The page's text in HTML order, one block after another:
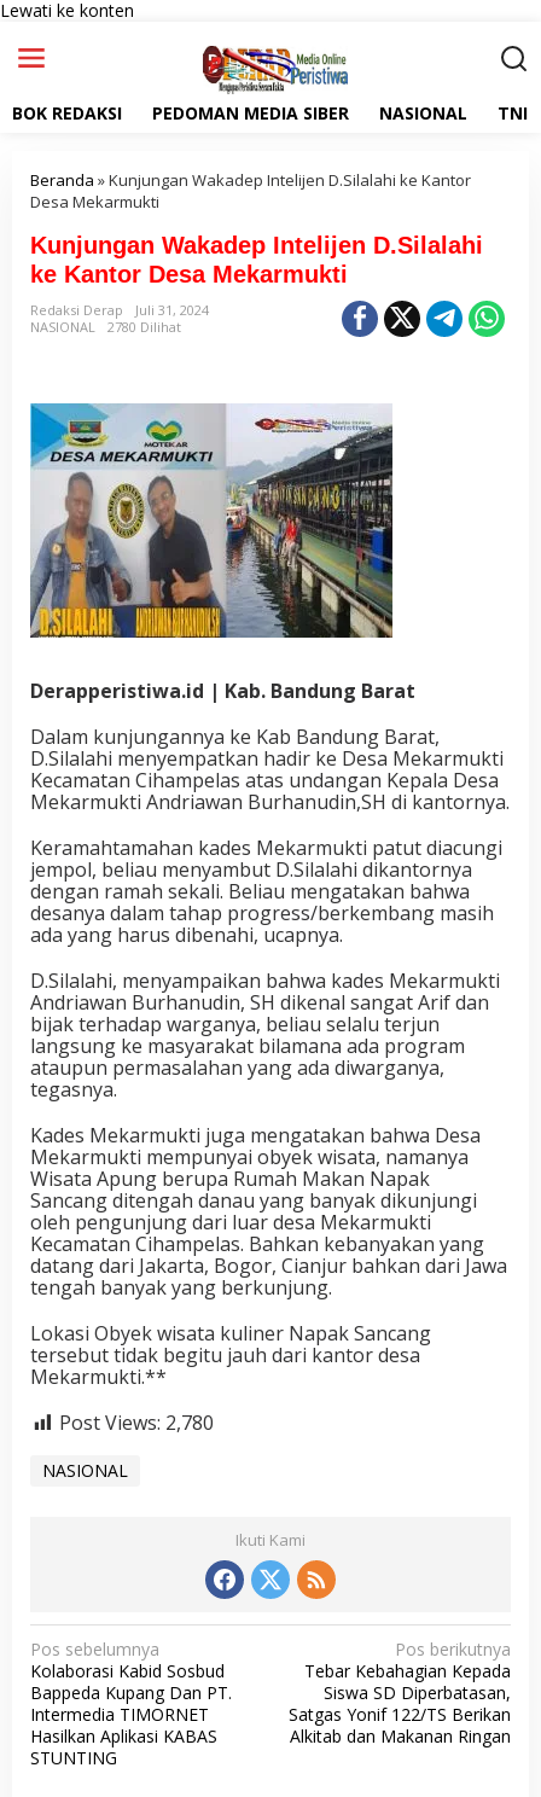
Lewati ke konten
BOK REDAKSI PEDOMAN MEDIA SIBER NASIONAL TNI
Beranda »Kunjungan Wakadep Intelijen D.Silalahi ke Kantor
Desa Mekarmukti
Kunjungan Wakadep Intelijen D.Silalahi
ke Kantor Desa Mekarmukti
Redaksi Derap
Juli 31, 2024
NASIONAL
2780 Dilihat
Derapperistiwa.id | Kab. Bandung Barat
Dalam kunjungannya ke Kab Bandung Barat,
D.Silalahi menyempatkan hadir ke Desa Mekarmukti
Kecamatan Cihampelas atas undangan Kepala Desa
Mekarmukti Andriawan Burhanudin,SH di kantornya.
Keramahtamahan kades Mekarmukti patut diacungi
jempol, beliau menyambut D.Silalahi dikantornya
dengan ramah sekali. Beliau mengatakan bahwa
desanya dalam tahap progress/berkembang masih
ada yang harus dibenahi, ucapnya.
D.Silalahi, menyampaikan bahwa kades Mekarmukti
Andriawan Burhanudin, SH dikenal sangat Arif dan
bijak terhadap warganya, beliau selalu terjun
langsung ke masyarakat bilamana ada program
ataupun permasalahan yang ada diwarganya,
tegasnya.
Kades Mekarmukti juga mengatakan bahwa Desa
Mekarmukti mempunyai obyek wisata, namanya
Wisata Apung berupa Rumah Makan Napak
Sancang ditengah danau yang banyak dikunjungi
oleh pengunjung dari luar desa Mekarmukti
Kecamatan Cihampelas. Bahkan kebanyakan yang
datang dari Jakarta, Bogor, Cianjur bahkan dari Jawa
tengah banyak yang berkunjung.
Lokasi Obyek wisata kuliner Napak Sancang
tersebut tidak begitu jauh dari kantor desa
Mekarmukti.**
Post Views: 2,780
NASIONAL
Ikuti Kami
N
a
v
i
Pos sebelumnya
Kolaborasi Kabid Sosbud
Bappeda Kupang Dan PT.
Intermedia TIMORNET
Hasilkan Aplikasi KABAS
STUNTING
Pos berikutnya
Tebar Kebahagian Kepada
Siswa SD Diperbatasan,
Satgas Yonif 122/TS Berikan
Alkitab dan Makanan Ringan